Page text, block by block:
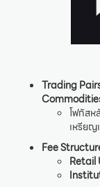
Trading
โฟกัสห
เหรีย
Fee
Retail